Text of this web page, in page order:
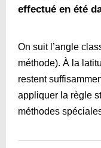
effectué en été
On suit l’angle
méthode). À la
restent
appliquer la règle
méthodes